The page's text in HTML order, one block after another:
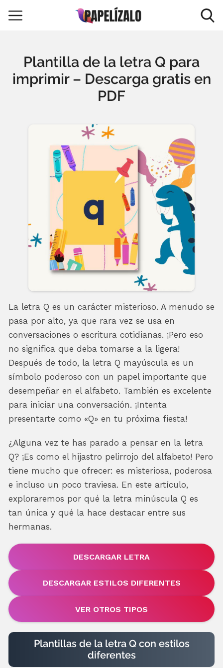
Plantilla de la letra Q para
imprimir – Descarga gratis en
PDF
La letra Q es un carácter misterioso. A menudo se
pasa por alto, ya que rara vez se usa en
conversaciones o escritura cotidianas. ¡Pero eso
no significa que deba tomarse a la ligera!
Después de todo, la letra Q mayúscula es un
símbolo poderoso con un papel importante que
desempeñar en el alfabeto. También es excelente
para iniciar una conversación. ¡Intenta
presentarte como «Q» en tu próxima fiesta!
¿Alguna vez te has parado a pensar en la letra
Q? ¡Es como el hijastro pelirrojo del alfabeto! Pero
tiene mucho que ofrecer: es misteriosa, poderosa
e incluso un poco traviesa. En este artículo,
exploraremos por qué la letra minúscula Q es
tan única y qué la hace destacar entre sus
hermanas.
DESCARGAR LETRA
DESCARGAR ESTILOS DIFERENTES
VER OTROS TIPOS
Plantillas de la letra Q con estilos
diferentes